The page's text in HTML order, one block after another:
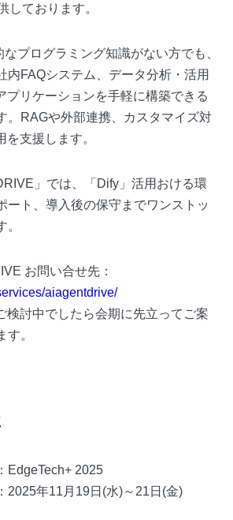
しております。
なプログラミング知識がない方でも、
内FAQシステム、データ分析・活用
プリケーションを手軽に構築できる
。RAGや外部連携、カスタマイズ対
支援します。
」では、「Dify」活用おける環
ート、導入後の保守までワンストッ
お問い合せ先：
aiagentdrive/
討中でしたら会期に先立ってご案
す。
2025
11月19日(水)～21日(金)